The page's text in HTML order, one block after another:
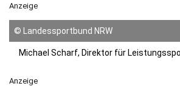
Anzeige
© Landessportbund NRW
Michael Scharf, Direktor für
Anzeige